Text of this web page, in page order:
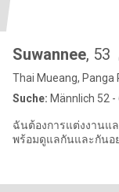
Suwannee, 53
Thai Mueang, Panga
Suche: Männlich 52 -
ฉันต้องการแต่งงานแ
พร้อมดูแลกันและกันอ